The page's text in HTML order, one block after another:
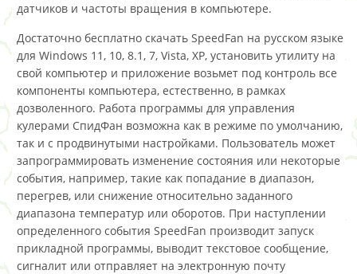
датчиков и частоты вращения в компьютере.
Достаточно бесплатно скачать SpeedFan на русском языке
для Windows 11, 10, 8.1, 7, Vista, XP, установить утилиту на
свой компьютер и приложение возьмет под контроль все
компоненты компьютера, естественно, в рамках
дозволенного. Работа программы для управления
кулерами СпидФан возможна как в режиме по умолчанию,
так и с продвинутыми настройками. Пользователь может
запрограммировать изменение состояния или некоторые
события, например, такие как попадание в диапазон,
перегрев, или снижение относительно заданного
диапазона температур или оборотов. При наступлении
определенного события SpeedFan производит запуск
прикладной программы, выводит текстовое сообщение,
сигналит или отправляет на электронную почту